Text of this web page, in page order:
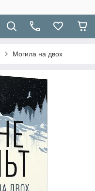
Могила на двох